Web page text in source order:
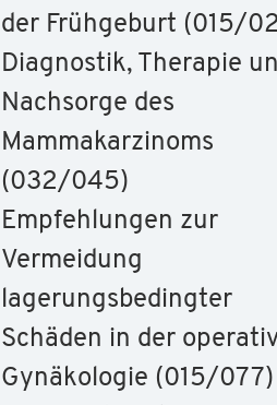
der Frühgeburt (015/
Diagnostik, Therapie
Nachsorge des
Mammakarzinoms
(032/045)
Empfehlungen zur
Vermeidung
lagerungsbedingter
Schäden in der
Gynäkologie (015/077)